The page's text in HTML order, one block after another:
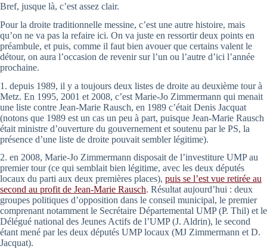
Bref, jusque là, c’est assez clair.
Pour la droite traditionnelle messine, c’est une autre histoire, mais
qu’on ne va pas la refaire ici. On va juste en ressortir deux points en
préambule, et puis, comme il faut bien avouer que certains valent le
détour, on aura l’occasion de revenir sur l’un ou l’autre d’ici l’année
prochaine.
1. depuis 1989, il y a toujours deux listes de droite au deuxième tour à
Metz. En 1995, 2001 et 2008, c’est Marie-Jo Zimmermann qui menait
une liste contre Jean-Marie Rausch, en 1989 c’était Denis Jacquat
(notons que 1989 est un cas un peu à part, puisque Jean-Marie Rausch
était ministre d’ouverture du gouvernement et soutenu par le PS, la
présence d’une liste de droite pouvait sembler légitime).
2. en 2008, Marie-Jo Zimmermann disposait de l’investiture UMP au
premier tour (ce qui semblait bien légitime, avec les deux députés
locaux du parti aux deux premières places), puis se l’est vue retirée au
second au profit de Jean-Marie Rausch. Résultat aujourd’hui : deux
groupes politiques d’opposition dans le conseil municipal, le premier
comprenant notamment le Secrétaire Départemental UMP (P. Thil) et le
Délégué national des Jeunes Actifs de l’UMP (J. Aldrin), le second
étant mené par les deux députés UMP locaux (MJ Zimmermann et D.
Jacquat).